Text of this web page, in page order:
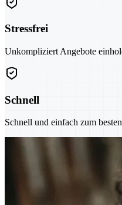
Stressfrei
Unkompliziert Angebote
Schnell
Schnell und einfach zum